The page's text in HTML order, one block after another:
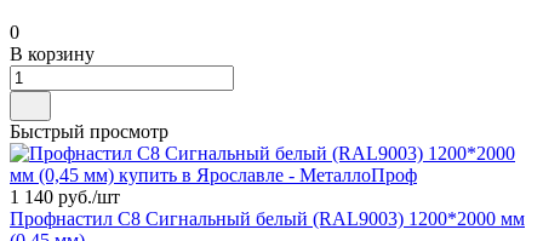
0
В корзину
Быстрый просмотр
1 140 руб./шт
Профнастил С8 Сигнальный белый (RAL9003) 1200*2000 мм